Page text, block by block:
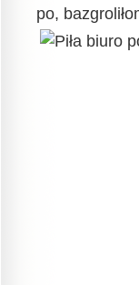
po,